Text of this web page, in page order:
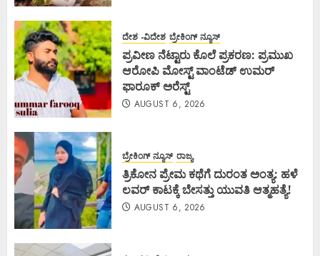
ದೇಶ -ವಿದೇಶ ಬ್ರೇಕಿಂಗ್ ನ್ಯೂಸ್
ಪ್ರವೀಣ ನೆಟ್ಟಾರು ಕೊಲೆ ಪ್ರಕರಣ: ಪ್ರಮುಖ
ಆರೋಪಿ ಮೋಸ್ಟ್ ವಾಂಟೆಡ್ ಉಮರ್
ಫಾರೂಕ್ ಅರೆಸ್ಟ್
AUGUST 6, 2026
ಬ್ರೇಕಿಂಗ್ ನ್ಯೂಸ್ ರಾಜ್ಯ
ತ್ರಿಕೋನ ಪ್ರೇಮ ಕಥೆಗೆ ದುರಂತ ಅಂತ್ಯ: ಹಳೆ
ಲವರ್ ಕಾಟಕ್ಕೆ ಬೇಸತ್ತು ಯುವತಿ ಆತ್ಮಹತ್ಯೆ!
AUGUST 6, 2026